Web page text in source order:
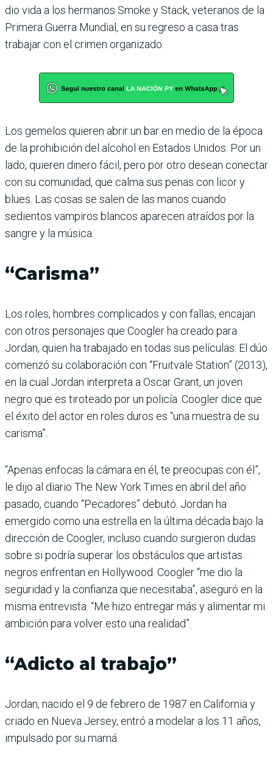
dio vida a los hermanos Smoke y Stack, veteranos de la
Primera Guerra Mundial, en su regreso a casa tras
trabajar con el crimen organizado.
Los gemelos quieren abrir un bar en medio de la época
de la prohibición del alcohol en Estados Unidos. Por un
lado, quieren dinero fácil, pero por otro desean conectar
con su comunidad, que calma sus penas con licor y
blues. Las cosas se salen de las manos cuando
sedientos vampiros blancos aparecen atraídos por la
sangre y la música.
“Carisma”
Los roles, hombres complicados y con fallas, encajan
con otros personajes que Coogler ha creado para
Jordan, quien ha trabajado en todas sus películas. El dúo
comenzó su colaboración con “Fruitvale Station” (2013),
en la cual Jordan interpreta a Oscar Grant, un joven
negro que es tiroteado por un policía. Coogler dice que
el éxito del actor en roles duros es “una muestra de su
carisma”.
“Apenas enfocas la cámara en él, te preocupas con él”,
le dijo al diario The New York Times en abril del año
pasado, cuando “Pecadores” debutó. Jordan ha
emergido como una estrella en la última década bajo la
dirección de Coogler, incluso cuando surgieron dudas
sobre si podría superar los obstáculos que artistas
negros enfrentan en Hollywood. Coogler “me dio la
seguridad y la confianza que necesitaba”, aseguró en la
misma entrevista. “Me hizo entregar más y alimentar mi
ambición para volver esto una realidad”.
“Adicto al trabajo”
Jordan, nacido el 9 de febrero de 1987 en California y
criado en Nueva Jersey, entró a modelar a los 11 años,
impulsado por su mamá.